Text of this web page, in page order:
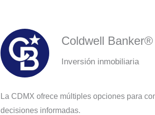
Coldwell
Inversión inmobiliaria
La CDMX ofrece múltiples opciones para
decisiones informadas.